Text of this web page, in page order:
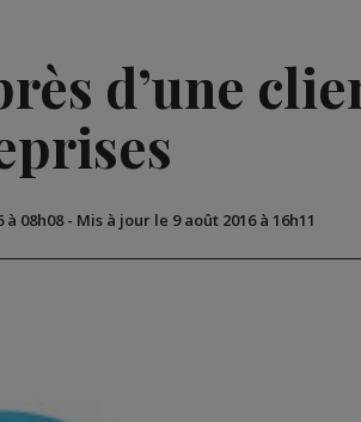
d’une
à 08h08- Mis à jour le 9 août 2016 à 16h11